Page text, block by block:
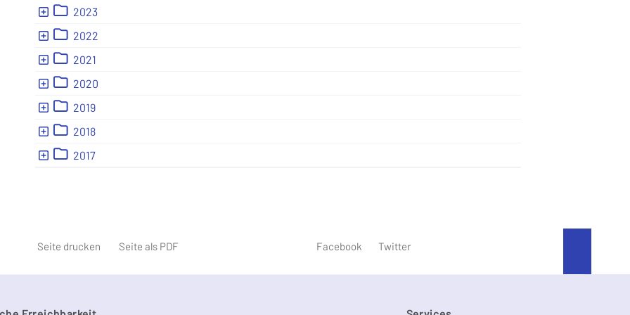
Ebene 1:2023
Ebene 1:2022
Ebene 1:2021
Ebene 1:2020
Ebene 1:2019
Ebene 1:2018
Ebene 1:2017
Seite drucken Seite als PDF Facebook Twitter